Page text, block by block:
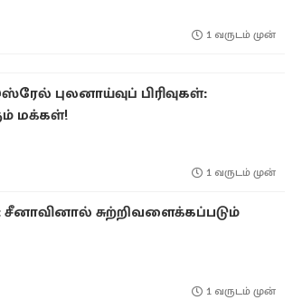
1 வருடம் முன்
புலனாய்வுப் பிரிவுகள்:
மக்கள்!
1 வருடம் முன்
சுற்றிவளைக்கப்படும்
1 வருடம் முன்